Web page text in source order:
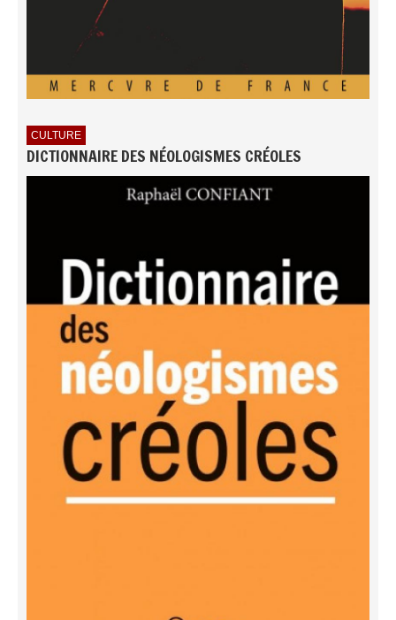
CULTURE
DICTIONNAIRE DES NÉOLOGISMES CRÉOLES